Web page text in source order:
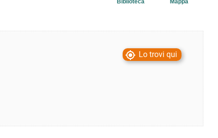
Mappa
Biblioteca
Lo trovi qui